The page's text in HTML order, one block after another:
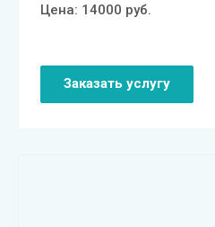
Цена: 14000 руб.
Заказать услугу